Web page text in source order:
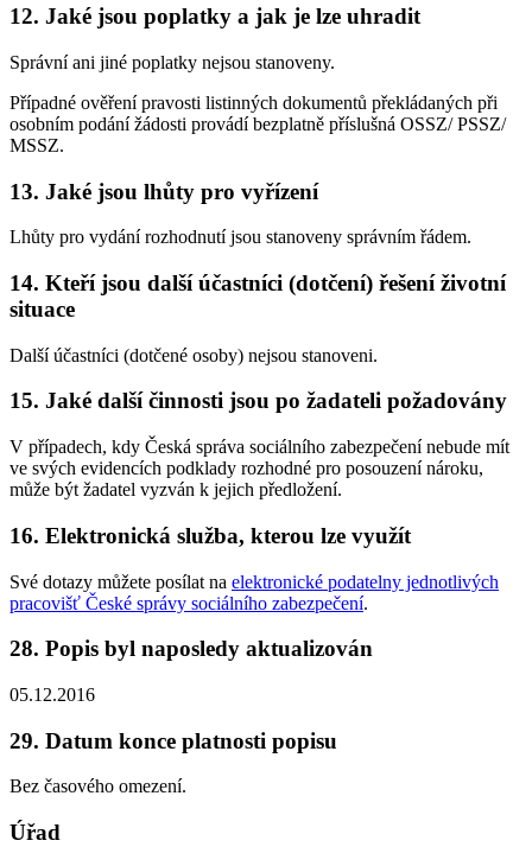
12. Jaké jsou poplatky a jak je lze uhradit
Správní ani jiné poplatky nejsou stanoveny.
Případné ověření pravosti listinných dokumentů překládaných při
osobním podání žádosti provádí bezplatně příslušná OSSZ/ PSSZ/
MSSZ.
13. Jaké jsou lhůty pro vyřízení
Lhůty pro vydání rozhodnutí jsou stanoveny správním řádem.
14. Kteří jsou další účastníci (dotčení) řešení životní
situace
Další účastníci (dotčené osoby) nejsou stanoveni.
15. Jaké další činnosti jsou po žadateli požadovány
V případech, kdy Česká správa sociálního zabezpečení nebude mít
ve svých evidencích podklady rozhodné pro posouzení nároku,
může být žadatel vyzván k jejich předložení.
16. Elektronická služba, kterou lze využít
Své dotazy můžete posílat na elektronické podatelny jednotlivých
pracovišť České správy sociálního zabezpečení.
28. Popis byl naposledy aktualizován
05.12.2016
29. Datum konce platnosti popisu
Bez časového omezení.
Úřad